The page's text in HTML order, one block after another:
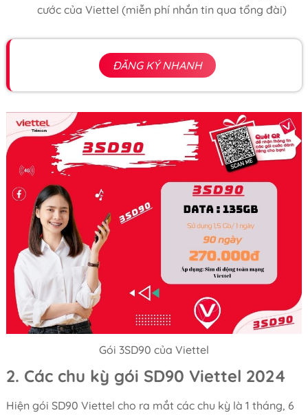
cước của Viettel (miễn phí nhắn tin qua tổng đài)
ĐĂNG KÝ NHANH
Gói 3SD90 của Viettel
2. Các chu kỳ gói SD90 Viettel 2024
Hiện gói SD90 Viettel cho ra mắt các chu kỳ là 1 tháng, 6